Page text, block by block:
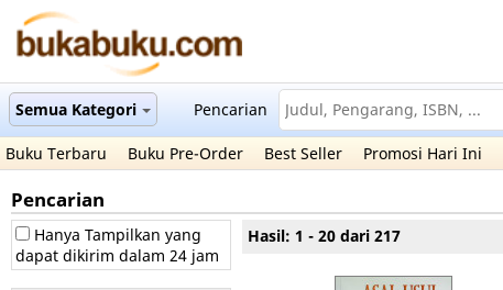
Semua Kategori Pencarian
Buku Terbaru
Buku Pre-Order Best Seller Promosi Hari Ini
Pencarian
Hanya Tampilkan yang
dapat dikirim dalam 24 jam
Hasil: 1 - 20 dari 217